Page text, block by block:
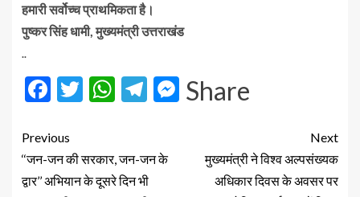
हमारी सर्वोच्च प्राथमिकता है।
पुष्कर सिंह धामी, मुख्यमंत्री उत्तराखंड
..
Facebook
Twitter
WhatsApp
Telegram
Messenger
Share
Previous
‘‘जन-जन की सरकार, जन-जन के
द्वार’’ अभियान के दूसरे दिन भी
Next
मुख्यमंत्री ने विश्व अल्पसंख्यक
अधिकार दिवस के अवसर पर